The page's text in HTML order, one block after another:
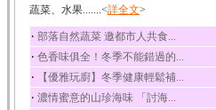
豆豉
豆豉裡頭含有營養的蛋
白質、脂肪、鈣、磷...
榛果
榛果裡所含的營養素有
蛋白質、脂肪、醣類...
蔬菜、水果.......<詳全文>
‧ 部落自然蔬菜 邀都市人共食...
‧ 色香味俱全！冬季不能錯過的...
‧ 【優雅玩廚】冬季健康輕鬆補...
‧ 濃情蜜意的山珍海味 「討海...